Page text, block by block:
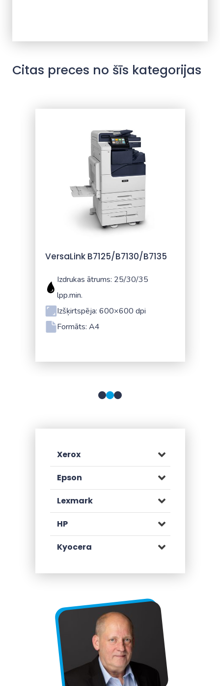
Xerox
Epson
Lexmark
HP
Kyocera
Citas preces no šīs kategorijas
VersaLink B7125/B7130/B7135
Izdrukas ātrums: 25/30/35
lpp.min.
Izšķirtspēja: 600×600 dpi
Formāts: A4